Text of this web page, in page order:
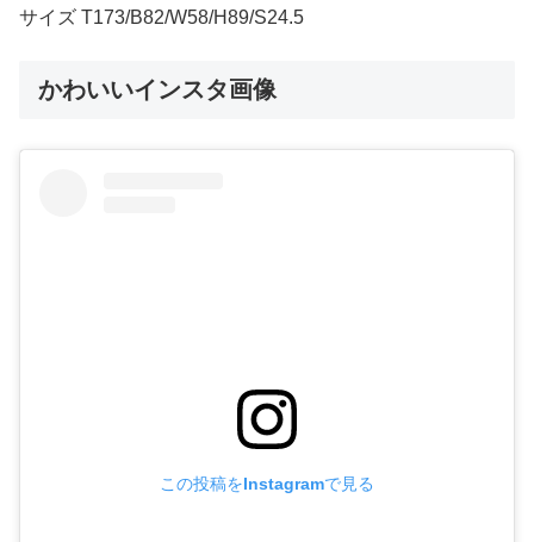
サイズ T173/B82/W58/H89/S24.5
かわいいインスタ画像
この投稿をInstagramで見る